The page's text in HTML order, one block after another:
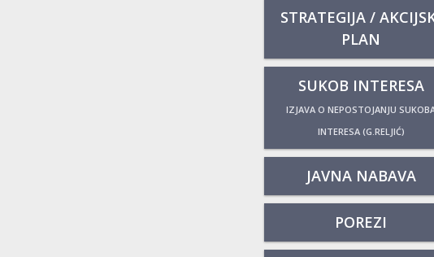
STRATEGIJA /
PLAN
SUKOB INTERESA
IZJAVA O NEPOSTOJANJU
INTERESA (G.RELJIĆ)
JAVNA NABAVA
POREZI